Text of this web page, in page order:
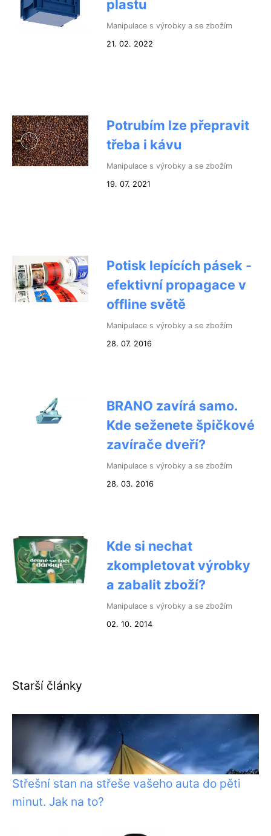
plastu
Manipulace s výrobky a se zbožím
21. 02. 2022
Potrubím lze přepravit
třeba i kávu
Manipulace s výrobky a se zbožím
19. 07. 2021
Potisk lepících pásek -
efektivní propagace v
offline světě
Manipulace s výrobky a se zbožím
28. 07. 2016
BRANO zavírá samo.
Kde seženete špičkové
zavírače dveří?
Manipulace s výrobky a se zbožím
28. 03. 2016
Kde si nechat
zkompletovat výrobky
a zabalit zboží?
Manipulace s výrobky a se zbožím
02. 10. 2014
Starší články
Střešní stan na střeše vašeho auta do pěti
minut. Jak na to?